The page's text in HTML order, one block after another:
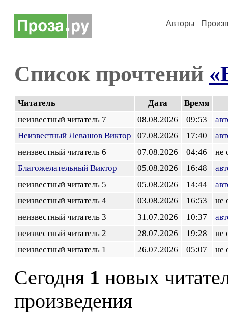
Авторы
Список прочтений
Читатель Дата
Время
неизвестный читатель 7
08.08.2026 09:53
Неизвестный Левашов Виктор
07.08.2026 17:40
неизвестный читатель 6
07.08.2026 04:46
не
Благожелательный Виктор
05.08.2026 16:48
неизвестный читатель 5
05.08.2026 14:44
неизвестный читатель 4
03.08.2026 16:53
не
неизвестный читатель 3
31.07.2026 10:37
неизвестный читатель 2
28.07.2026 19:28
не
неизвестный читатель 1
26.07.2026 05:07 не
Сегодня 1 новых
произведения